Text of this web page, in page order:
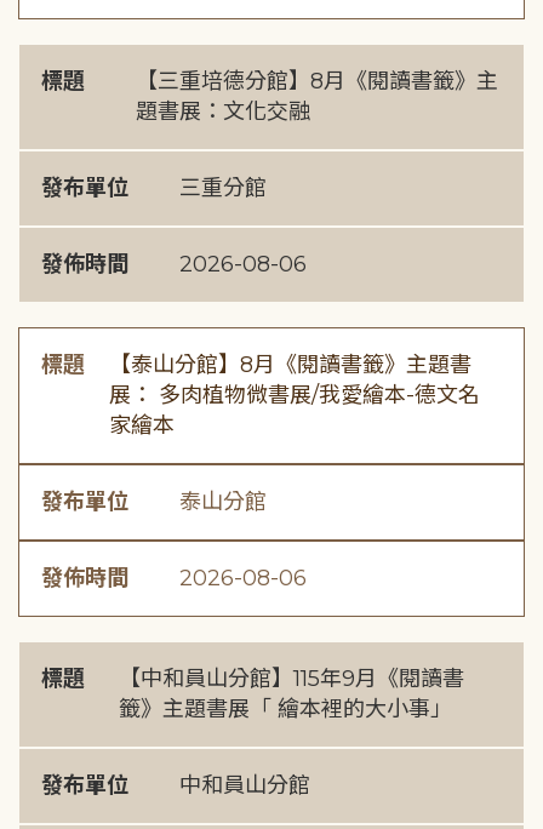
標題
【三重培德分館】8月《閱讀書籤》主
題書展：文化交融
發布單位 三重分館
發佈時間 2026-08-06
標題
【泰山分館】8月《閱讀書籤》主題書
展： 多肉植物微書展/我愛繪本-德文名
家繪本
發布單位 泰山分館
發佈時間 2026-08-06
標題
【中和員山分館】115年9月《閱讀書
籤》主題書展「 繪本裡的大小事」
發布單位 中和員山分館